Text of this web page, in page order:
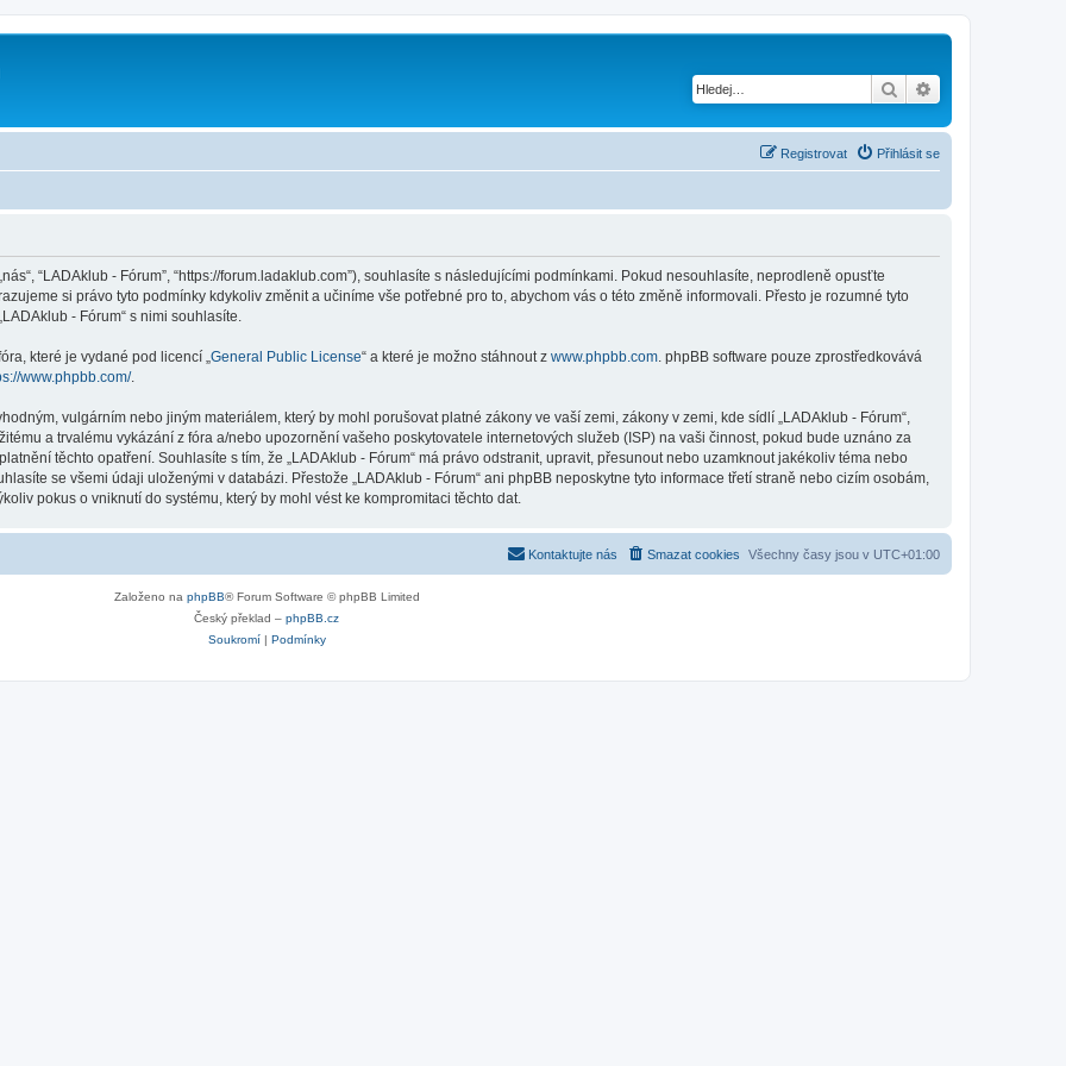
Hledat
Přihlásit se
Registrovat
“LADAklub - Fórum”, “https://forum.ladaklub.com”), souhlasíte s následujícími podmínkami. Pokud nesouhlasíte, neprodleně opusťte
si právo tyto podmínky kdykoliv změnit a učiníme vše potřebné pro to, abychom vás o této změně informovali. Přesto je rozumné tyto
- Fórum“ s nimi souhlasíte.
které je vydané pod licencí „ General Public License“ a které je možno stáhnout z www.phpbb.com . phpBB software pouze zprostředkovává
www.phpbb.com/.
vulgárním nebo jiným materiálem, který by mohl porušovat platné zákony ve vaší zemi, zákony v zemi, kde sídlí „LADAklub - Fórum“,
a trvalému vykázání z fóra a/nebo upozornění vašeho poskytovatele internetových služeb (ISP) na vaši činnost, pokud bude uznáno za
těchto opatření. Souhlasíte s tím, že „LADAklub - Fórum“ má právo odstranit, upravit, přesunout nebo uzamknout jakékoliv téma nebo
se všemi údaji uloženými v databázi. Přestože „LADAklub - Fórum“ ani phpBB neposkytne tyto informace třetí straně nebo cizím osobám,
pokus o vniknutí do systému, který by mohl vést ke kompromitaci těchto dat.
Všechny časy jsou v UTC+01:00
Smazat cookies
Kontaktujte nás
Založeno na phpBB® Forum Software © phpBB Limited
Český překlad – phpBB.cz
Soukromí| Podmínky